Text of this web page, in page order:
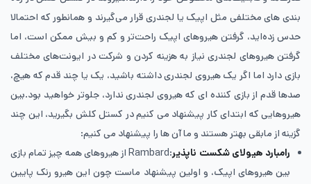
بندی های مختلفی مثل اپیک یا لجندری قرار می‌گیرند و همانطور که احتمالا
حدس زده‌اید، گرفتن هیروهای اپیک راحت‌تر و کم و بیش ممکن است، اما
گرفتن هیروهای لجندری نیاز به هزینه کردن و شرکت در ایونت‌های مختلف
بازی دارد اما اگر یک هیروی لجندری داشته باشید، یک یا چند قدم که هیچ،
صدها قدم از بازی کننده ای که هیروی لجندری ندارد، جلوتر خواهید بود.بین
هیروهایی که ابتدای کار پیشنهاد می کنیم در کستل کلش بگیرید، این چند
گزینه از مابقی بهتر هستند و ما آن ها را پیشنهاد می کنیم:
رامبارد هیولای شکست ناپذیر
:Rambard از هیروهای همه چیز تمام بازی
بین هیروهای اپیک، و اولین پیشنهاد ماست چون این هیرو رنک پایین